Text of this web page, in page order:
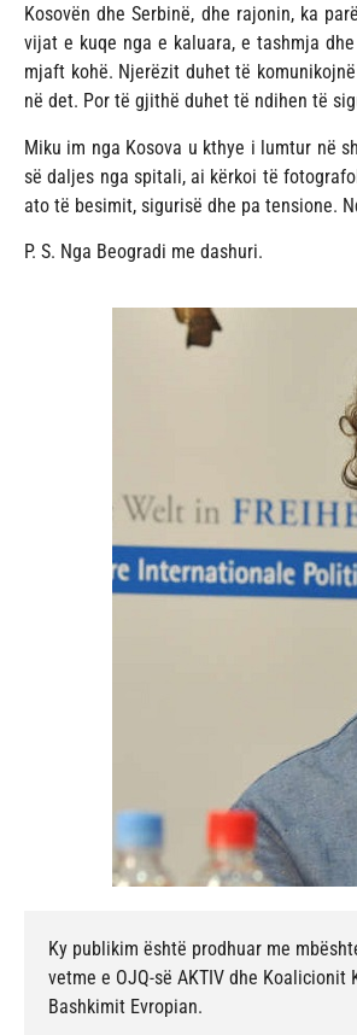
Kosovën dhe Serbinë, dhe rajonin, ka
vijat e kuqe nga e kaluara, e tashmja
mjaft kohë. Njerëzit duhet të
në det. Por të gjithë duhet të ndihen të
Miku im nga Kosova u kthye i lumtur në
së daljes nga spitali, ai kërkoi të
ato të besimit, sigurisë dhe pa tensione.
P. S. Nga Beogradi me dashuri.
Ky publikim është prodhuar me
vetme e OJQ-së AKTIV dhe
Bashkimit Evropian.